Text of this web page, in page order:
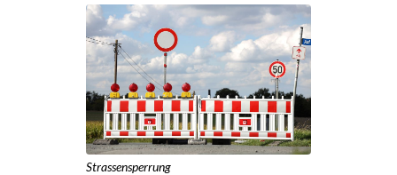
Strassensperrung